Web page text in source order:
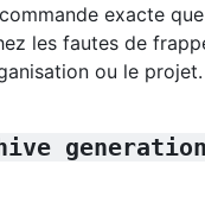
exacte
les fautes de
ou le projet.